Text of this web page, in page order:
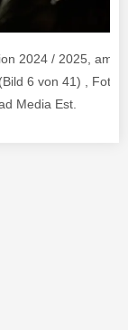
2024 / 2025, am
6 von 41) , Foto
Media Est.